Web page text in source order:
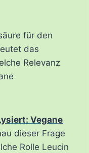
für den
das
Relevanz
Vegane
dieser Frage
Rolle Leucin